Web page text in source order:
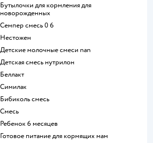
бутылочки для кормления для
новорожденных
семпер смесь 0 6
нестожен
Детские молочные смеси nan
детская смесь нутрилон
беллакт
симилак
бибиколь смесь
смесь
ребенок 6 месяцев
готовое питание для кормящих мам